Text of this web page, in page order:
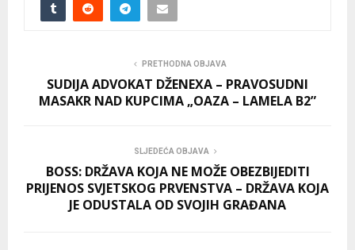
PRETHODNA OBJAVA
SUDIJA ADVOKAT DŽENEXA – PRAVOSUDNI
MASAKR NAD KUPCIMA „OAZA – LAMELA B2”
SLJEDEĆA OBJAVA
BOSS: DRŽAVA KOJA NE MOŽE OBEZBIJEDITI
PRIJENOS SVJETSKOG PRVENSTVA – DRŽAVA KOJA
JE ODUSTALA OD SVOJIH GRAĐANA